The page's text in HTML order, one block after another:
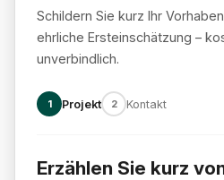
Schildern Sie kurz Ihr
ehrliche Ersteinschätzung –
unverbindlich.
1 Projekt 2 Kontakt
Schritt 1 von 2: Projekt
Erzählen Sie kurz